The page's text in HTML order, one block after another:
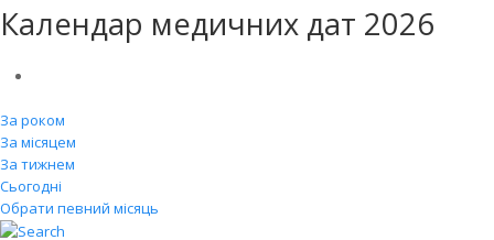
Календар медичних дат 2026
За роком
За місяцем
За тижнем
Сьогодні
Обрати певний місяць